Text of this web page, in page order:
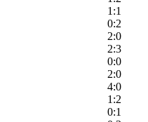
1:1
0:2
2:0
2:3
0:0
2:0
4:0
1:2
0:1